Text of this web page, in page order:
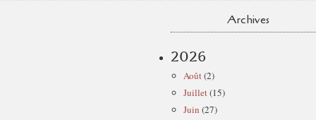
Archives
2026
Août(2)
Juillet(15)
Juin (27)